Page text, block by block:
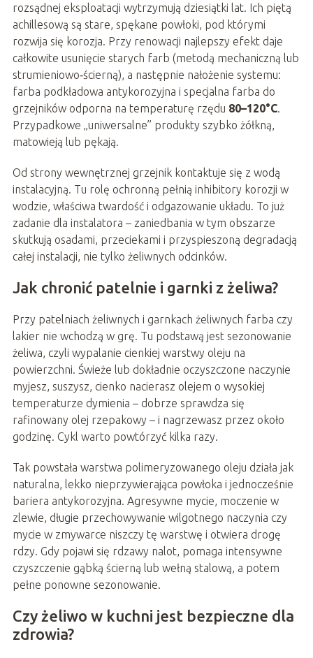
rozsądnej eksploatacji wytrzymują dziesiątki lat. Ich piętą
achillesową są stare, spękane powłoki, pod którymi
rozwija się korozja. Przy renowacji najlepszy efekt daje
całkowite usunięcie starych farb (metodą mechaniczną lub
strumieniowo‑ścierną), a następnie nałożenie systemu:
farba podkładowa antykorozyjna i specjalna farba do
grzejników odporna na temperaturę rzędu 80–120°C.
Przypadkowe „uniwersalne” produkty szybko żółkną,
matowieją lub pękają.
Od strony wewnętrznej grzejnik kontaktuje się z wodą
instalacyjną. Tu rolę ochronną pełnią inhibitory korozji w
wodzie, właściwa twardość i odgazowanie układu. To już
zadanie dla instalatora – zaniedbania w tym obszarze
skutkują osadami, przeciekami i przyspieszoną degradacją
całej instalacji, nie tylko żeliwnych odcinków.
Jak chronić patelnie i garnki z żeliwa?
Przy patelniach żeliwnych i garnkach żeliwnych farba czy
lakier nie wchodzą w grę. Tu podstawą jest sezonowanie
żeliwa, czyli wypalanie cienkiej warstwy oleju na
powierzchni. Świeże lub dokładnie oczyszczone naczynie
myjesz, suszysz, cienko nacierasz olejem o wysokiej
temperaturze dymienia – dobrze sprawdza się
rafinowany olej rzepakowy – i nagrzewasz przez około
godzinę. Cykl warto powtórzyć kilka razy.
Tak powstała warstwa polimeryzowanego oleju działa jak
naturalna, lekko nieprzywierająca powłoka i jednocześnie
bariera antykorozyjna. Agresywne mycie, moczenie w
zlewie, długie przechowywanie wilgotnego naczynia czy
mycie w zmywarce niszczy tę warstwę i otwiera drogę
rdzy. Gdy pojawi się rdzawy nalot, pomaga intensywne
czyszczenie gąbką ścierną lub wełną stalową, a potem
pełne ponowne sezonowanie.
Czy żeliwo w kuchni jest bezpieczne dla
zdrowia?